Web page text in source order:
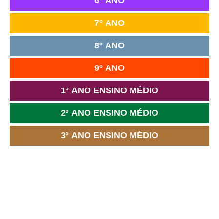
7º ANO
8º ANO
9º ANO
1º ANO ENSINO MÉDIO
2º ANO ENSINO MÉDIO
3º ANO ENSINO MÉDIO